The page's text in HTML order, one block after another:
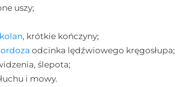
uszy;
kolan, krótkie kończyny;
odcinka lędźwiowego kręgosłupa;
ślepota;
i mowy.